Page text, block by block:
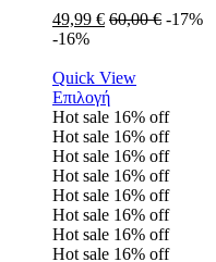
49,99 € 60,00€ -17%
-16%
Quick View
Επιλογή
Hot sale 16% off
Hot sale 16% off
Hot sale 16% off
Hot sale 16% off
Hot sale 16% off
Hot sale 16% off
Hot sale 16% off
Hot sale 16% off